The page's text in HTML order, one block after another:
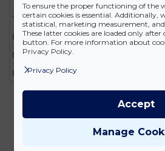
Típus
Emelet
Méret
Bérleti díj
To ensure the proper functioning of the
certain cookies is essential. Additionally,
statistical, marketing measurement, and
These latter cookies are loaded only
button. For more information about
Privacy Policy.
Privacy Policy
Manage
Accept